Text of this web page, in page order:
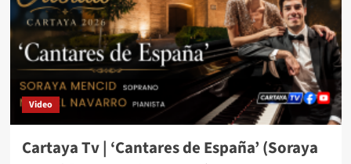
Video
Cartaya Tv | ‘Cantares de España’ (Soraya